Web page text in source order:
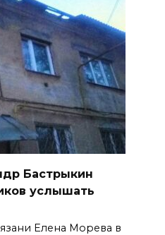
Бастрыкин
услышать
Елена Морева в